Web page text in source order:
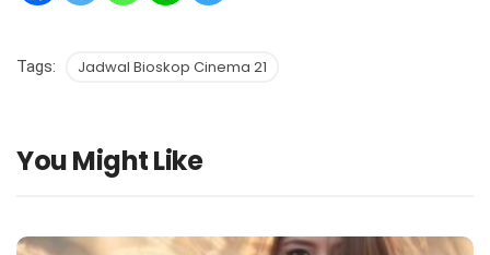
Tags: Jadwal Bioskop Cinema 21
You Might Like